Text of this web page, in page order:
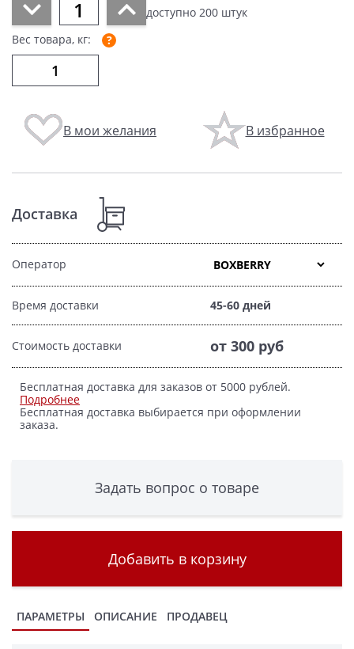
доступно 200 штук
Вес товара, кг:
В мои желания В избранное
Доставка
Оператор
Время доставки 45-60 дней
Стоимость доставки от 300 руб
Бесплатная доставка для заказов от 5000 рублей.
Подробнее
Бесплатная доставка выбирается при оформлении
заказа.
Задать вопрос о товаре
Добавить в корзину
ПАРАМЕТРЫ ОПИСАНИЕ ПРОДАВЕЦ